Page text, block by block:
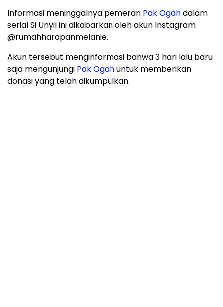
Informasi meninggalnya pemeran Pak Ogahdalam
serial Si Unyil ini dikabarkan oleh akun Instagram
@rumahharapanmelanie.
Akun tersebut menginformasi bahwa 3 hari lalu baru
saja mengunjungi Pak Ogahuntuk memberikan
donasi yang telah dikumpulkan.